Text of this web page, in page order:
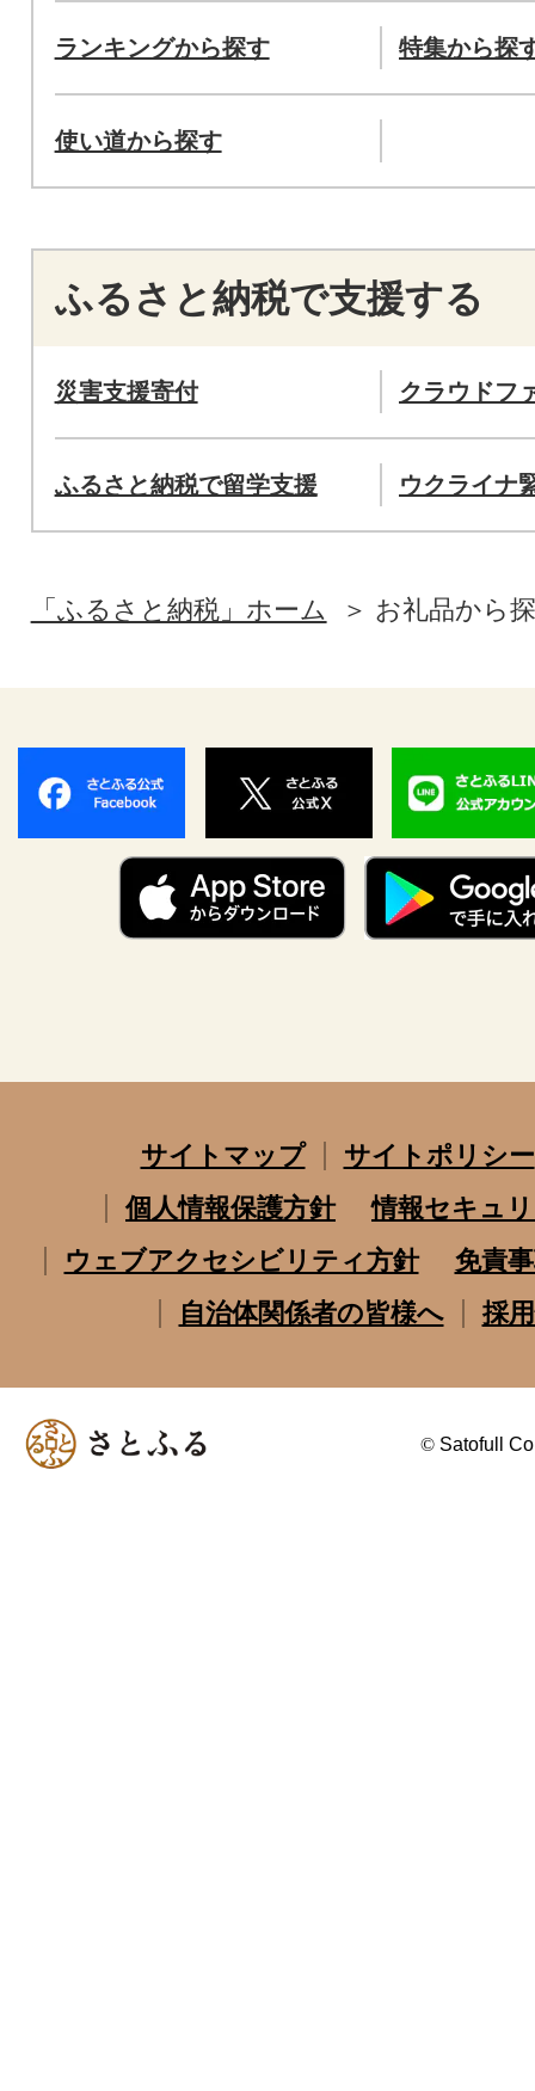
ランキングから探す 特集から探
使い道から探す
ふるさと納税で支援する
災害支援寄付 クラウドフ
ふるさと納税で留学支援 ウクライナ
「ふるさと納税」ホーム お礼品から
サイトマップ
サイトポリシー
個人情報保護方針
情報セキュ
ウェブアクセシビリティ方針
免責
自治体関係者の皆様へ
採
© Satofull